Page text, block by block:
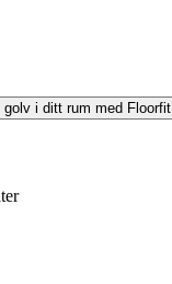
i ditt rum med Floorfit